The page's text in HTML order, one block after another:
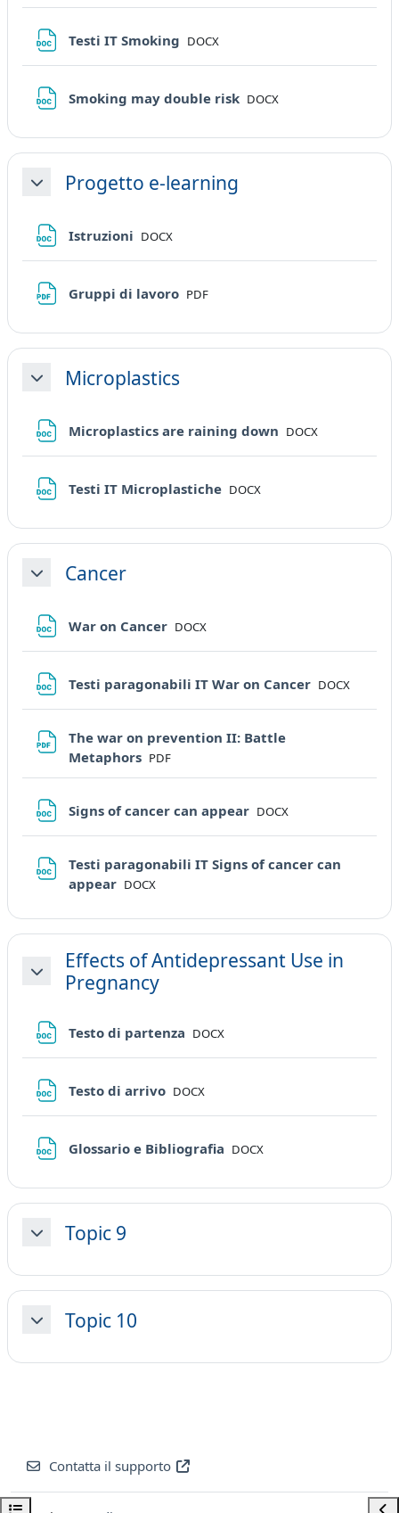
Apri indice del corso
Testi IT Smoking File
DOCX
Smoking may double risk File
DOCX
MinimizzaProgetto e-learning
Istruzioni File
DOCX
Gruppi di lavoro File
PDF
MinimizzaMicroplastics
Microplastics are raining down File
DOCX
Testi IT Microplastiche File
DOCX
MinimizzaCancer
War on Cancer File
DOCX
Testi paragonabili IT War on Cancer File
DOCX
The war on prevention II: Battle
Metaphors File
PDF
Signs of cancer can appear File
DOCX
Testi paragonabili IT Signs of cancer can
appear File
DOCX
Minimizza
Effects of Antidepressant Use in
Pregnancy
Testo di partenza File
DOCX
Testo di arrivo File
DOCX
Glossario e Bibliografia File
DOCX
MinimizzaTopic 9
MinimizzaTopic 10
Contatta il supporto